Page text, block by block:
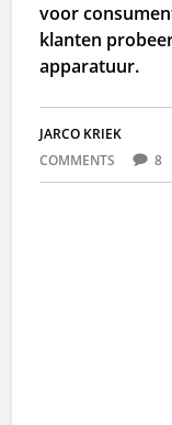
voor
klanten
apparatuur.
JARCO KRIEK
COMMENTS
8